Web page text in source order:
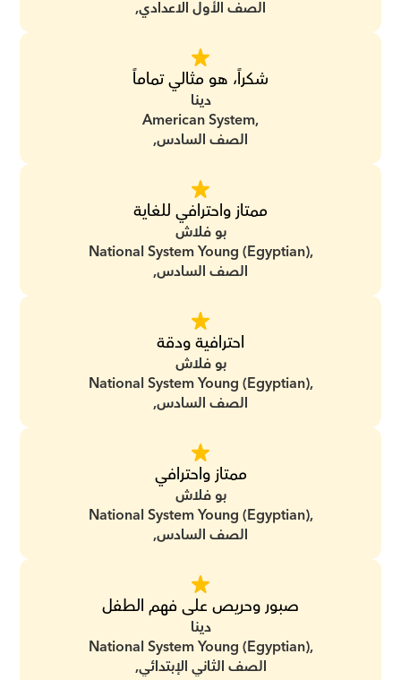
ممتاز واحترافي للغاية
بو فلاش
الصف السادس,
National System Young (Egyptian),
احترافية ودقة
بو فلاش
الصف السادس,
National System Young (Egyptian),
ممتاز واحترافي
بو فلاش
الصف السادس,
National System Young (Egyptian),
صبور وحريص على فهم الطفل
دينا
الصف الثاني الإبتدائي,
National System Young (Egyptian),
الصف الأول الاعدادي,
شكراً، هو مثالي تماماً
دينا
الصف السادس,
American System,